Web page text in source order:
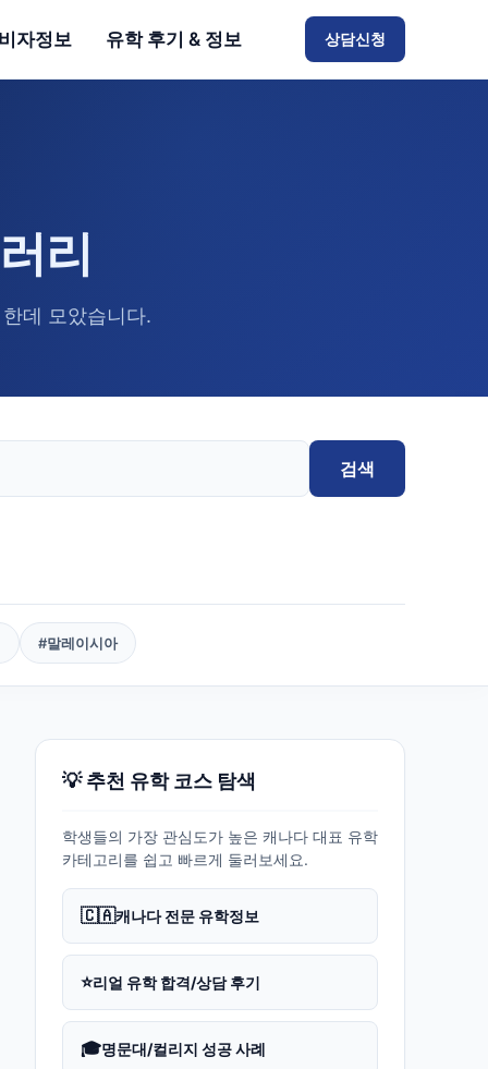
자정보 유학 후기 & 정보 상담신청
리
데 모았습니다.
검색
#말레이시아
💡 추천 유학 코스 탐색
학생들의 가장 관심도가 높은 캐나다 대표 유학
카테고리를 쉽고 빠르게 둘러보세요.
🇨🇦캐나다 전문 유학정보
⭐리얼 유학 합격/상담 후기
🎓명문대/컬리지 성공 사례